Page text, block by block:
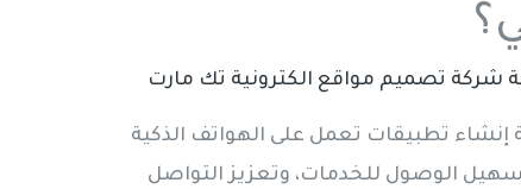
شركة تصميم مواقع الكترونية تك مارت
إنشاء تطبيقات تعمل على الهواتف الذكية
الوصول للخدمات، وتعزيز التواصل